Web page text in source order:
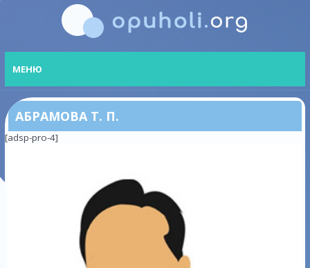
МЕНЮ
АБРАМОВА Т. П.
[adsp-pro-4]